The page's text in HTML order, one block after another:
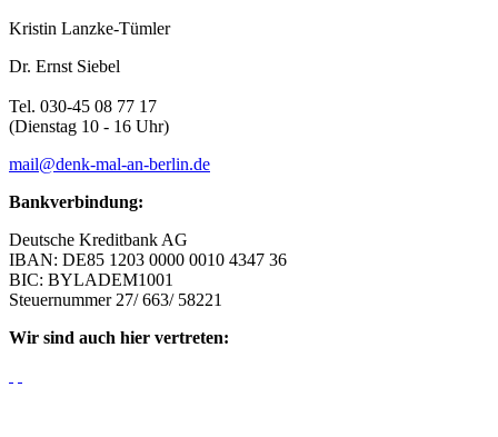
Kristin Lanzke-Tümler
Dr. Ernst Siebel
Tel. 030-45 08 77 17
(Dienstag 10 - 16 Uhr)
mail@denk-mal-an-berlin.de
Bankverbindung:
Deutsche Kreditbank AG
IBAN: DE85 1203 0000 0010 4347 36
BIC: BYLADEM1001
Steuernummer 27/ 663/ 58221
Wir sind auch hier vertreten: